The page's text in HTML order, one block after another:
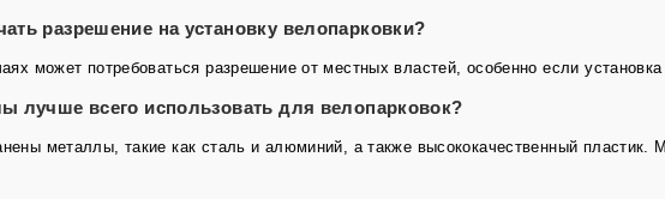
разрешение на установку велопарковки?
может потребоваться разрешение от местных властей, особенно если
лучше всего использовать для велопарковок?
металлы, такие как сталь и алюминий, а также высококачественный